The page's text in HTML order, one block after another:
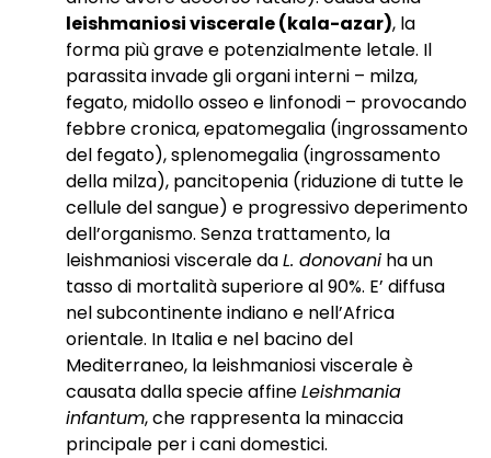
leishmaniosi viscerale (kala-azar), la
forma più grave e potenzialmente letale. Il
parassita invade gli organi interni – milza,
fegato, midollo osseo e linfonodi – provocando
febbre cronica, epatomegalia (ingrossamento
del fegato), splenomegalia (ingrossamento
della milza), pancitopenia (riduzione di tutte le
cellule del sangue) e progressivo deperimento
dell’organismo. Senza trattamento, la
leishmaniosi viscerale daL. donovani ha un
tasso di mortalità superiore al 90%. E’ diffusa
nel subcontinente indiano e nell’Africa
orientale. In Italia e nel bacino del
Mediterraneo, la leishmaniosi viscerale è
causata dalla specie affineLeishmania
infantum, che rappresenta la minaccia
principale per i cani domestici.